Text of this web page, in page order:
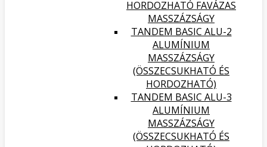
HORDOZHATÓ FAVÁZAS
MASSZÁZSÁGY
TANDEM BASIC ALU-2
ALUMÍNIUM
MASSZÁZSÁGY
(ÖSSZECSUKHATÓ ÉS
HORDOZHATÓ)
TANDEM BASIC ALU-3
ALUMÍNIUM
MASSZÁZSÁGY
(ÖSSZECSUKHATÓ ÉS